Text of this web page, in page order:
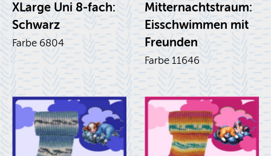
XLar­ge Uni 8-fach:
Schwarz
Farbe 6804
Mit­ter­nachts­traum:
Eis­schwim­men mit
Freun­den
Farbe 11646